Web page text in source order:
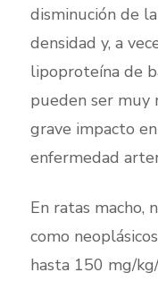
disminución de
densidad y, a
lipoproteína de
pueden ser muy
grave impacto
enfermedad
En ratas macho,
como
hasta 150 mg/